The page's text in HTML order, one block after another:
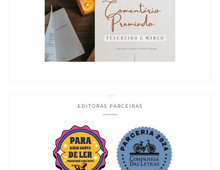
EDITORAS PARCEIRAS